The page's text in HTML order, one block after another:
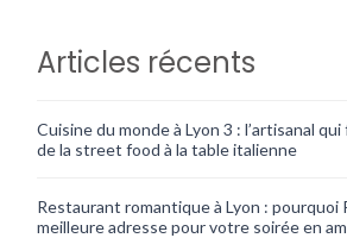
Articles récents
Cuisine du monde à Lyon 3 : l’artisanal
de la street food à la table italienne
Restaurant romantique à Lyon : pourquoi
meilleure adresse pour votre soirée en